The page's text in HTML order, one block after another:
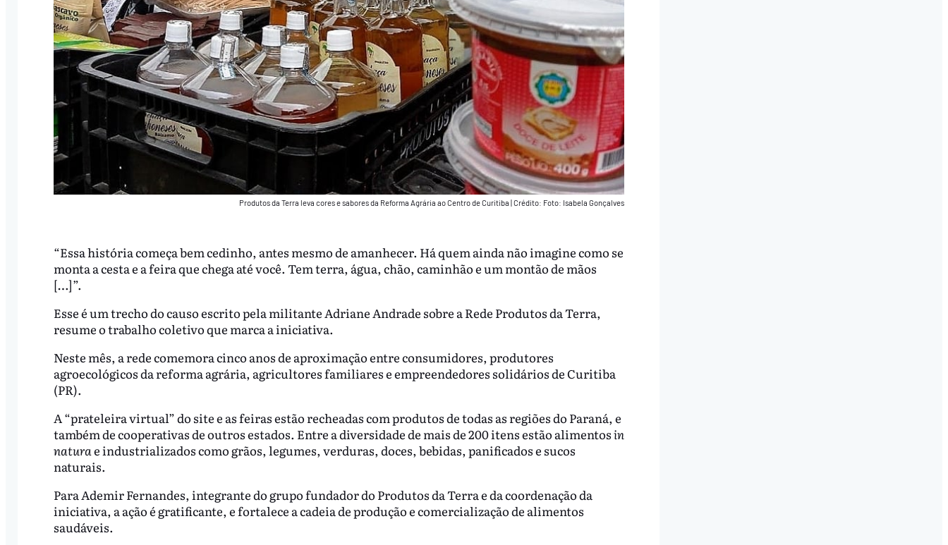
Produtos da Terra leva cores e sabores da Reforma Agrária ao Centro de Curitiba |Crédito: Foto: Isabela Gonçalves
“Essa história começa bem cedinho, antes mesmo de amanhecer. Há quem ainda não imagine como se
monta a cesta e a feira que chega até você. Tem terra, água, chão, caminhão e um montão de mãos
[…]”.
Esse é um trecho do causo escrito pela militante Adriane Andrade sobre a Rede Produtos da Terra,
resume o trabalho coletivo que marca a iniciativa.
Neste mês, a rede comemora cinco anos de aproximação entre consumidores, produtores
agroecológicos da reforma agrária, agricultores familiares e empreendedores solidários de Curitiba
(PR).
A “prateleira virtual” do site e as feiras estão recheadas com produtos de todas as regiões do Paraná, e
também de cooperativas de outros estados. Entre a diversidade de mais de 200 itens estão alimentosin
natura e industrializados como grãos, legumes, verduras, doces, bebidas, panificados e sucos
naturais.
Para Ademir Fernandes, integrante do grupo fundador do Produtos da Terra e da coordenação da
iniciativa, a ação é gratificante, e fortalece a cadeia de produção e comercialização de alimentos
saudáveis.